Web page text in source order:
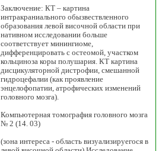
Заключение: КТ – картина
интракраниального обызвествленного
образования левой височной области при
нативном исследовании больше
соответствует минингиоме,
дифференцировать с остеомой, участком
кольциноза коры полушария. КТ картина
дисцикуляторной дистрофии, смешанной
гидроцефалии (как проявление
энцелофопатии, атрофических изменений
головного мозга).
Компьютерная томография головного мозга
№ 2 (14. 03)
(зона интереса - область визуализируегося в